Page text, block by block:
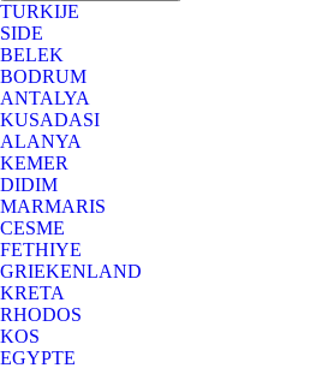
TURKIJE
SIDE
BELEK
BODRUM
ANTALYA
KUSADASI
ALANYA
KEMER
DIDIM
MARMARIS
CESME
FETHIYE
GRIEKENLAND
KRETA
RHODOS
KOS
EGYPTE